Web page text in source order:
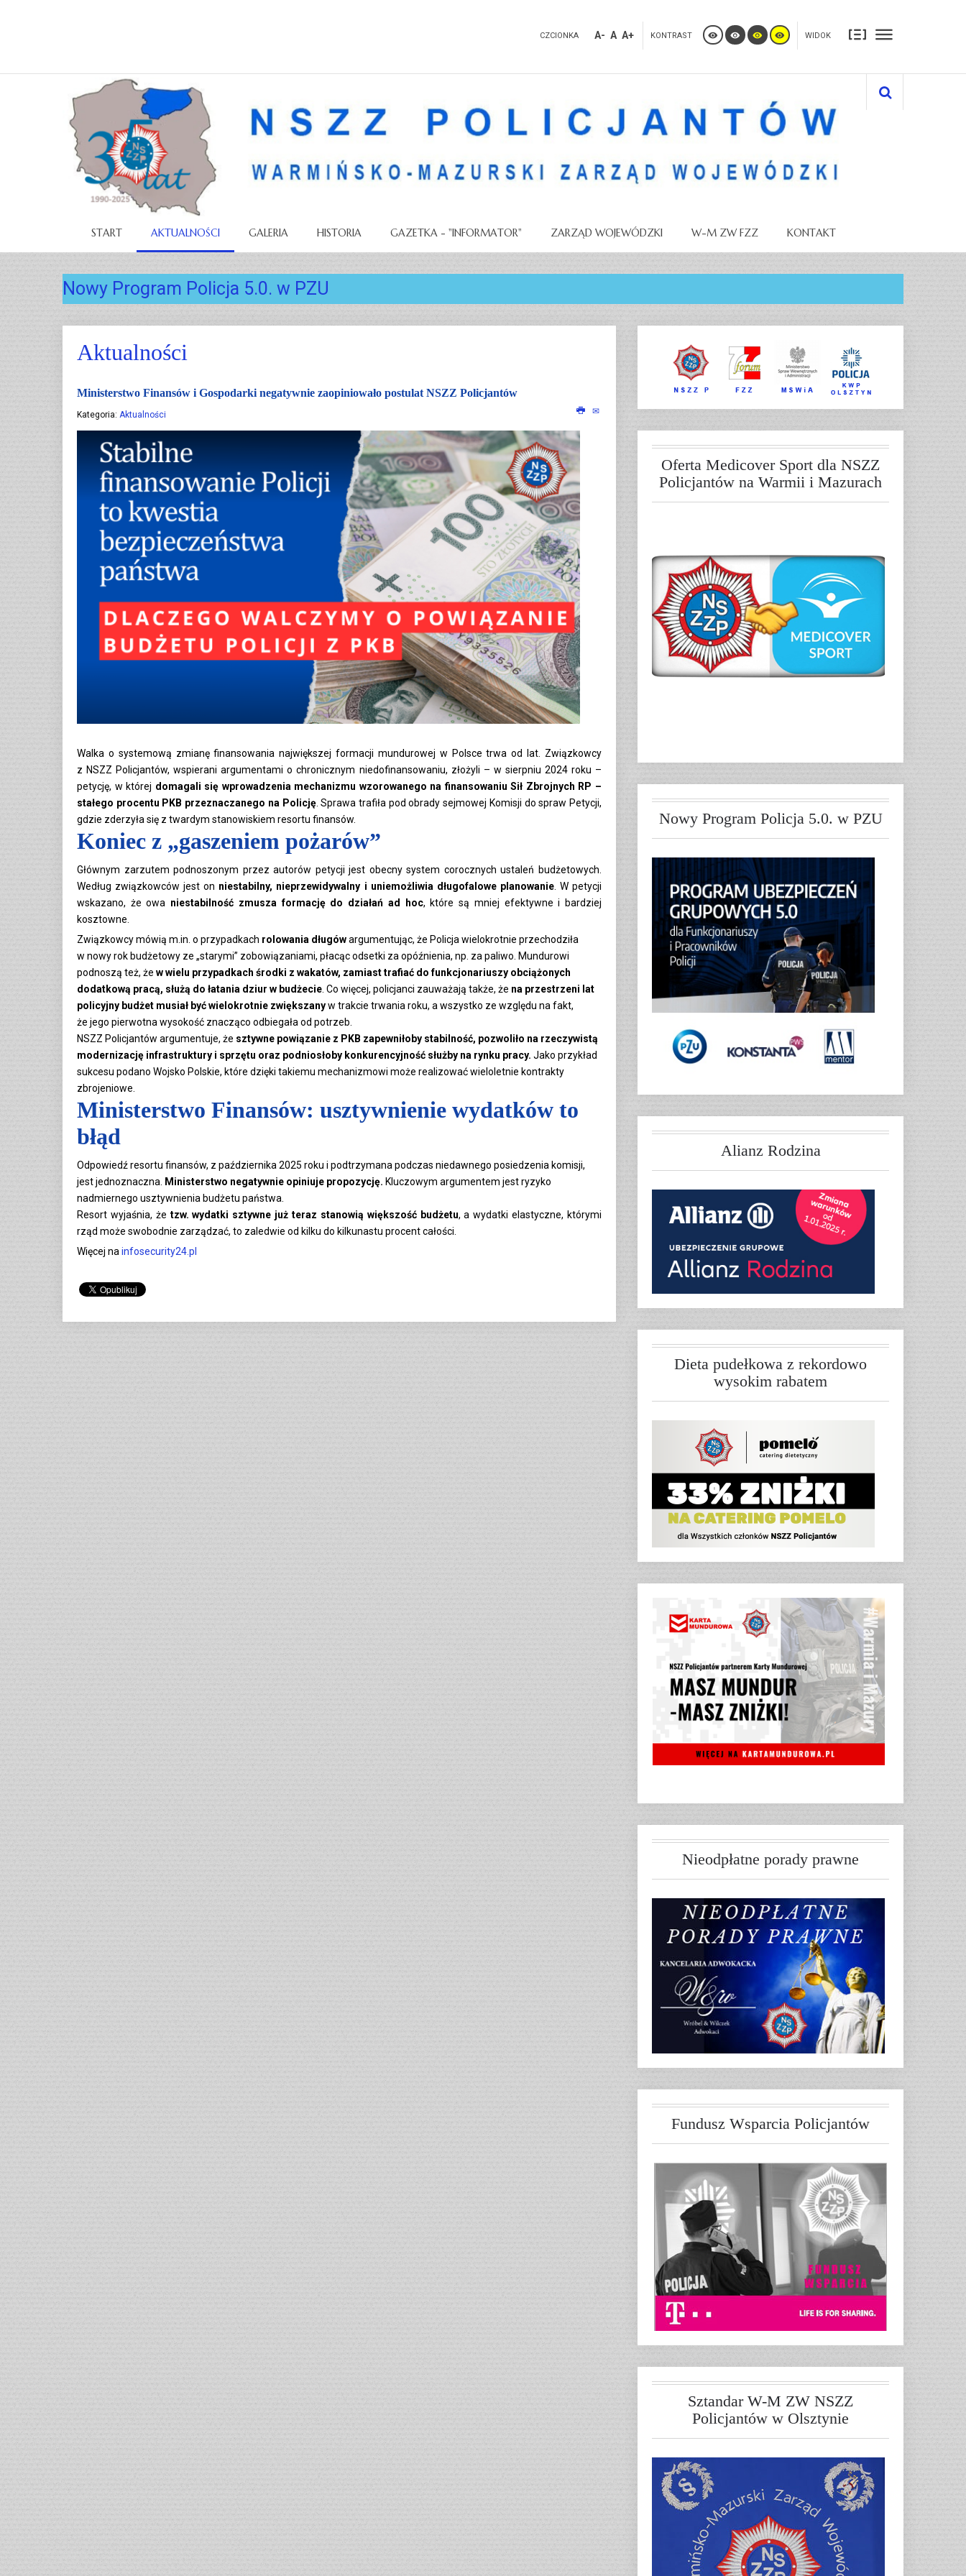
CZCIONKA A- A A+ KONTRAST WIDOK
START AKTUALNOŚCI GALERIA HISTORIA GAZETKA - "INFORMATOR" ZARZĄD WOJEWÓDZKI W-M ZW FZZ KONTAKT
Nowy Program Policja 5.0. w PZU
Aktualności
Ministerstwo Finansów i Gospodarki negatywnie zaopiniowało postulat NSZZ Policjantów
Kategoria: Aktualności
Walka o systemową zmianę finansowania największej formacji mundurowej w Polsce trwa od lat. Związkowcy
z NSZZ Policjantów, wspierani argumentami o chronicznym niedofinansowaniu, złożyli – w sierpniu 2024 roku –
petycję, w której domagali się wprowadzenia mechanizmu wzorowanego na finansowaniu Sił Zbrojnych RP –
stałego procentu PKB przeznaczanego na Policję. Sprawa trafiła pod obrady sejmowej Komisji do spraw Petycji,
gdzie zderzyła się z twardym stanowiskiem resortu finansów.
Koniec z „gaszeniem pożarów”
Głównym zarzutem podnoszonym przez autorów petycji jest obecny system corocznych ustaleń budżetowych.
Według związkowców jest on niestabilny, nieprzewidywalny i uniemożliwia długofalowe planowanie. W petycji
wskazano, że owa niestabilność zmusza formację do działań ad hoc, które są mniej efektywne i bardziej
kosztowne.
Związkowcy mówią m.in. o przypadkach rolowania długówargumentując, że Policja wielokrotnie przechodziła
w nowy rok budżetowy ze „starymi” zobowiązaniami, płacąc odsetki za opóźnienia, np. za paliwo. Mundurowi
podnoszą też, że w wielu przypadkach środki z wakatów, zamiast trafiać do funkcjonariuszy obciążonych
dodatkową pracą, służą do łatania dziur w budżecie . Co więcej, policjanci zauważają także, że na przestrzeni lat
policyjny budżet musiał być wielokrotnie zwiększanyw trakcie trwania roku, a wszystko ze względu na fakt,
że jego pierwotna wysokość znacząco odbiegała od potrzeb.
NSZZ Policjantów argumentuje, że sztywne powiązanie z PKB zapewniłoby stabilność, pozwoliło na rzeczywistą
modernizację infrastruktury i sprzętu oraz podniosłoby konkurencyjność służby na rynku pracy. Jako przykład
sukcesu podano Wojsko Polskie, które dzięki takiemu mechanizmowi może realizować wieloletnie kontrakty
zbrojeniowe.
Ministerstwo Finansów: usztywnienie wydatków to
błąd
Odpowiedź resortu finansów, z października 2025 roku i podtrzymana podczas niedawnego posiedzenia komisji,
jest jednoznaczna.
Ministerstwo negatywnie opiniuje propozycję. Kluczowym argumentem jest ryzyko
nadmiernego usztywnienia budżetu państwa.
Resort wyjaśnia, że tzw. wydatki sztywne już teraz stanowią większość budżetu, a wydatki elastyczne, którymi
rząd może swobodnie zarządzać, to zaledwie od kilku do kilkunastu procent całości.
Więcej na infosecurity24.pl
Oferta Medicover Sport dla NSZZ
Policjantów na Warmii i Mazurach
Nowy Program Policja 5.0. w PZU
Alianz Rodzina
Dieta pudełkowa z rekordowo
wysokim rabatem
Nieodpłatne porady prawne
Fundusz Wsparcia Policjantów
Sztandar W-M ZW NSZZ
Policjantów w Olsztynie